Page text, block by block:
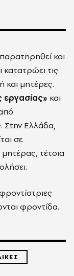
και
κατατρώει τις
και μητέρες.
και
Στην Ελλάδα,
σε
τέτοια
φροντίδα.